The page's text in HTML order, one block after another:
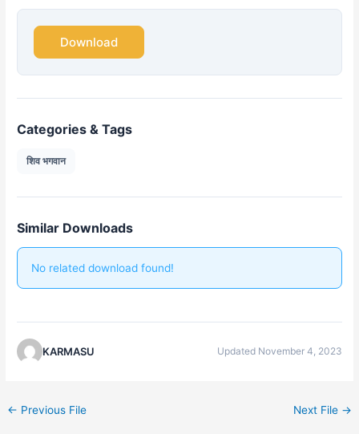
Download
Categories & Tags
शिव भगवान
Similar Downloads
No related download found!
KARMASU Updated November 4, 2023
← Previous File Next File →